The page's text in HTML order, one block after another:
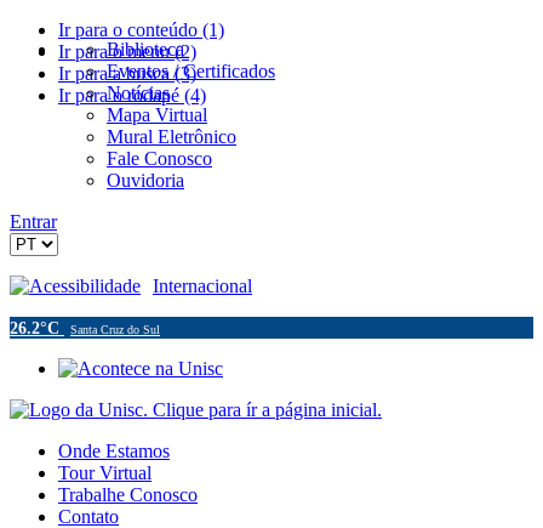
Ir para o conteúdo (1)
Ir para o menu (2)
Ir para a busca (3)
Ir para o rodapé (4)
Biblioteca
Eventos / Certificados
Notícias
Mapa Virtual
Mural Eletrônico
Fale Conosco
Ouvidoria
Entrar
Acessibilidade Internacional
26.2°C Santa Cruz do Sul
Onde Estamos
Tour Virtual
Trabalhe Conosco
Contato